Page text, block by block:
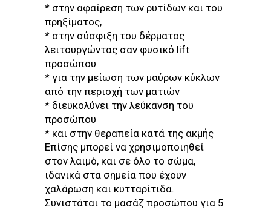
* στην αφαίρεση των ρυτίδων και του
πρηξίματος,
* στην σύσφιξη του δέρματος
λειτουργώντας σαν φυσικό lift
προσώπου
* για την μείωση των μαύρων κύκλων
από την περιοχή των ματιών
* διευκολύνει την λεύκανση του
προσώπου
* και στην θεραπεία κατά της ακμής
Επίσης μπορεί να χρησιμοποιηθεί
στον λαιμό, και σε όλο το σώμα,
ιδανικά στα σημεία που έχουν
χαλάρωση και κυτταρίτιδα.
Συνιστάται το μασάζ προσώπου για 5